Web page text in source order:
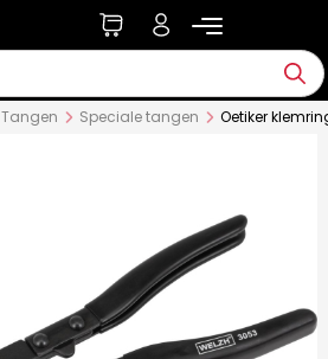
Tangen Speciale tangen Oetiker